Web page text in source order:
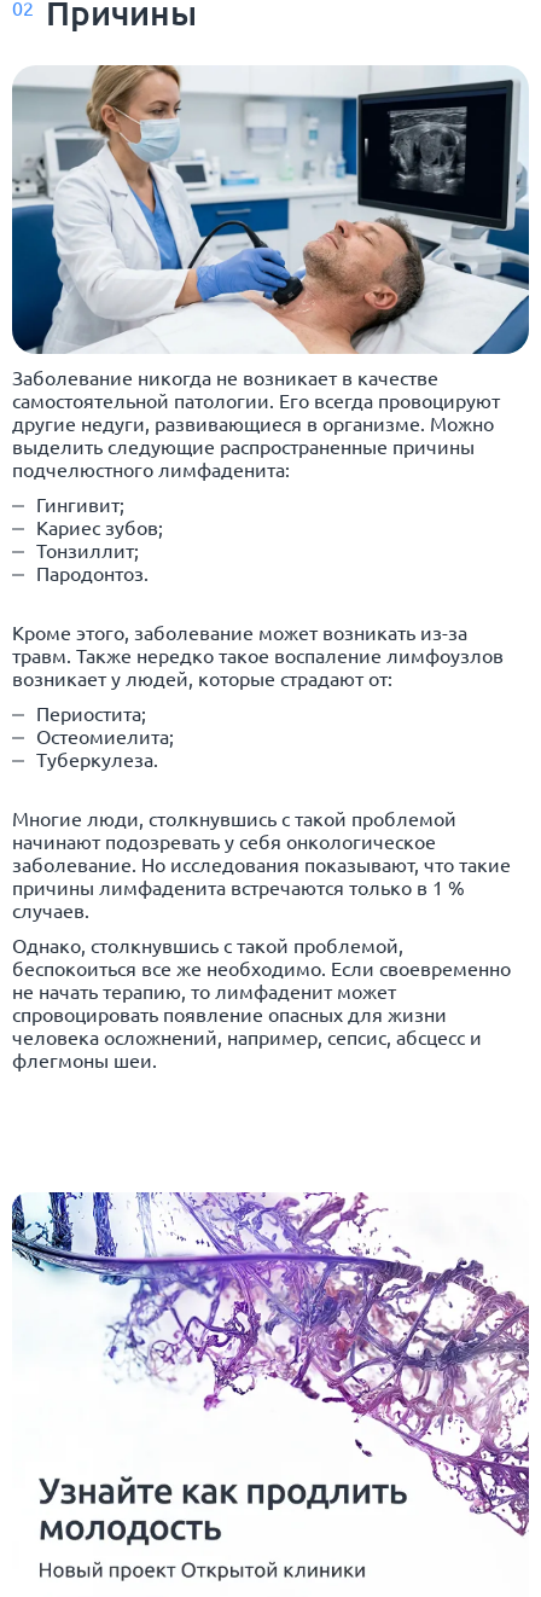
02 Причины
Заболевание никогда не возникает в качестве
самостоятельной патологии. Его всегда провоцируют
другие недуги, развивающиеся в организме. Можно
выделить следующие распространенные причины
подчелюстного лимфаденита:
Гингивит;
Кариес зубов;
Тонзиллит;
Пародонтоз.
Кроме этого, заболевание может возникать из-за
травм. Также нередко такое воспаление лимфоузлов
возникает у людей, которые страдают от:
Периостита;
Остеомиелита;
Туберкулеза.
Многие люди, столкнувшись с такой проблемой
начинают подозревать у себя онкологическое
заболевание. Но исследования показывают, что такие
причины лимфаденита встречаются только в 1 %
случаев.
Однако, столкнувшись с такой проблемой,
беспокоиться все же необходимо. Если своевременно
не начать терапию, то лимфаденит может
спровоцировать появление опасных для жизни
человека осложнений, например, сепсис, абсцесс и
флегмоны шеи.